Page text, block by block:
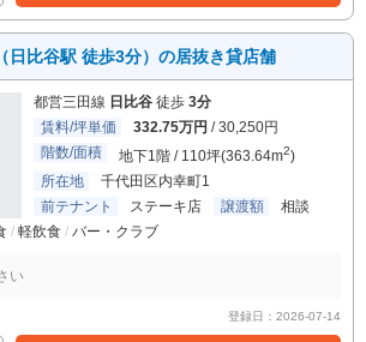
日比谷駅 徒歩3分）の居抜き貸店舗
都営三田線 日比谷 徒歩 3分
賃料/坪単価
332.75万円 / 30,250円
階数/面積
地下1階 / 110坪(363.64m2)
所在地
千代田区内幸町1
前テナント
ステーキ店 譲渡額
相談
軽飲食 バー・クラブ
い
登録日：2026-07-14